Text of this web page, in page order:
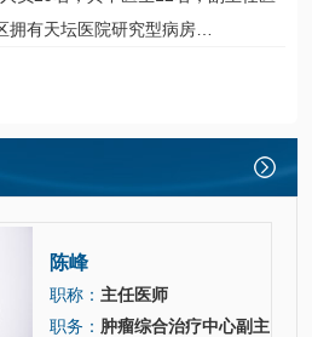
拥有天坛医院研究型病房…
陈峰
职称： 主任医师
职务： 肿瘤综合治疗中心副主